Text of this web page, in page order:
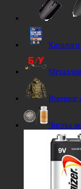
Военное
Чистка